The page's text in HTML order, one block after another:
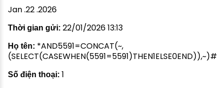
Jan .22 .2026
Thời gian gửi: 22/01/2026 13:13
Họ tên: *AND5591=CONCAT(~,
(SELECT(CASEWHEN(5591=5591)THEN1ELSE0END)),~)#
Số điện thoại: 1